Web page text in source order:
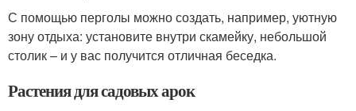
С помощью перголы можно создать, например, уютную
зону отдыха: установите внутри скамейку, небольшой
столик – и у вас получится отличная беседка.
Растения для садовых арок